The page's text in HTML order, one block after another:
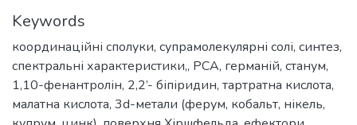
Keywords
координаційні сполуки, супрамолекулярні солі, синтез,
спектральні характеристики,, РСА, германій, станум,
1,10-фенантролін, 2,2’- біпіридин, тартратна кислота,
малатна кислота, 3d-метали (ферум, кобальт, нікель,